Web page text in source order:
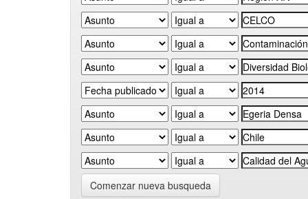
Comenzar nueva busqueda